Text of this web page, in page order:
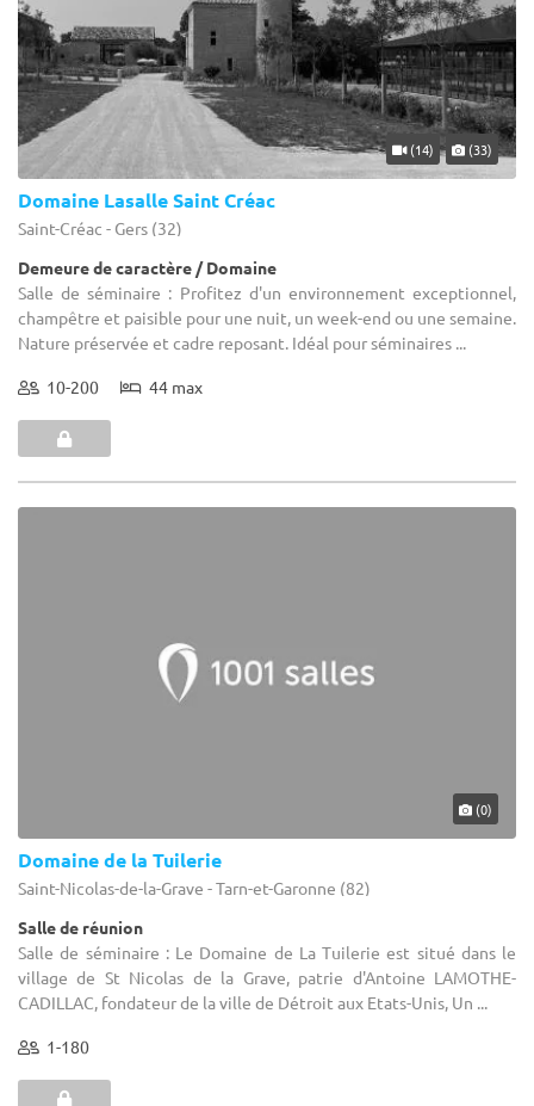
(14) (33)
Domaine Lasalle Saint Créac
Saint-Créac - Gers (32)
Demeure de caractère / Domaine
Salle de séminaire : Profitez d'un environnement exceptionnel,
champêtre et paisible pour une nuit, un week-end ou une semaine.
Nature préservée et cadre reposant. Idéal pour séminaires ...
10-200 44 max
(0)
Domaine de la Tuilerie
Saint-Nicolas-de-la-Grave - Tarn-et-Garonne (82)
Salle de réunion
Salle de séminaire : Le Domaine de La Tuilerie est situé dans le
village de St Nicolas de la Grave, patrie d'Antoine LAMOTHE-
CADILLAC, fondateur de la ville de Détroit aux Etats-Unis, Un ...
1-180